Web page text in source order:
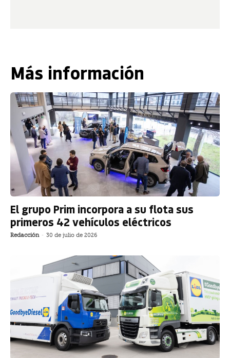
Más información
El grupo Prim incorpora a su flota sus
primeros 42 vehículos eléctricos
Redacción - 30 de julio de 2026